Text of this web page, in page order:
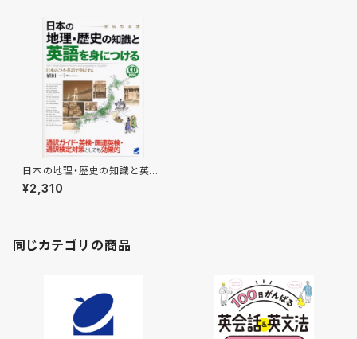
日本の地理・歴史の知識と英語
を身につける CD BOOK
¥2,310
同じカテゴリの商品